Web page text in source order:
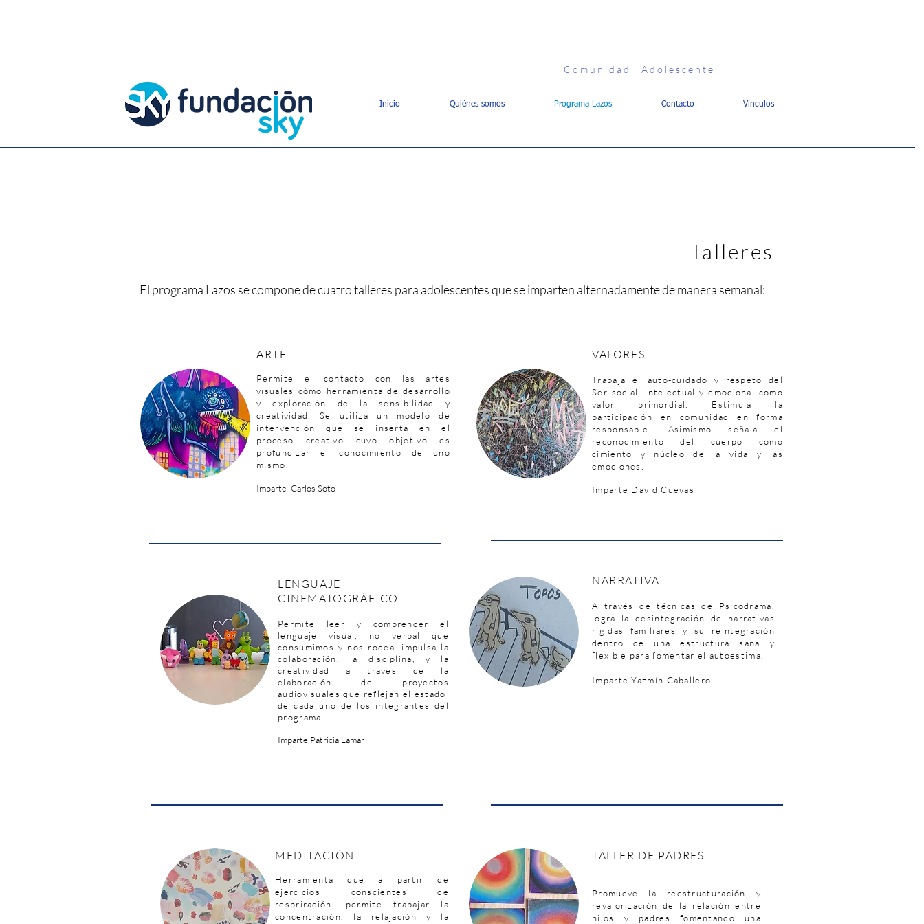
C o m u n i d a d A d o l e s c e n t e
Talleres
El programa Lazos se compone de cuatro talleres para adolescentes que se imparten alternadamente de manera semanal:
ARTE
Permite el contacto con las artes
visuales cómo herramienta de desarrollo
y exploración de la sensibilidad y
creatividad. Se utiliza un modelo de
intervención que se inserta en el
proceso creativo cuyo objetivo es
profundizar el conocimiento de uno
mismo.
Imparte Carlos Soto
VALORES
Trabaja el auto-cuidado y respeto del
Ser social, intelectual y emocional como
valor primordial. Estimula la
participación en comunidad en forma
responsable. Asimismo señala el
reconocimiento del cuerpo como
cimiento y núcleo de la vida y las
emociones.
Imparte David Cuevas
LENGUAJE
CINEMATOGRÁFICO
Permite leer y comprender el
lenguaje visual, no verbal que
consumimos y nos rodea. impulsa la
colaboración, la disciplina, y la
creatividad a través de la
elaboración de proyectos
audiovisuales que reflejan el estado
de cada uno de los integrantes del
programa.
Imparte Patricia Lamar
NARRATIVA
A través de técnicas de Psicodrama,
logra la desintegración de narrativas
rígidas familiares y su reintegración
dentro de una estructura sana y
flexible para fomentar el autoestima.
Imparte Yazmín Caballero
MEDITACIÓN
Herramienta que a partir de
ejercicios conscientes de
respriración, permite trabajar la
concentración, la relajación y la
TALLER DE PADRES
Promueve la reestructuración y
revalorización de la relación entre
hijos y padres fomentando una
Inicio Quiénes somos Programa Lazos Contacto Vínculos